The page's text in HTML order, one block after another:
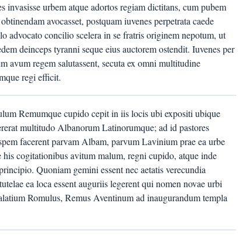
urbem atque adortos regiam dictitans, cum pubem
avocasset, postquam iuvenes perpetrata caede
advocato concilio scelera in se fratris originem nepotum, ut
deinceps tyranni seque eius auctorem ostendit. Iuvenes per
avum regem salutassent, secuta ex omni multitudine
regi efficit.
Remumque cupido cepit in iis locis ubi expositi ubique
multitudo Albanorum Latinorumque; ad id pastores
facerent parvam Albam, parvum Lavinium prae ea urbe
cogitationibus avitum malum, regni cupido, atque inde
Quoniam gemini essent nec aetatis verecundia
ea loca essent auguriis legerent qui nomen novae urbi
Romulus, Remus Aventinum ad inaugurandum templa